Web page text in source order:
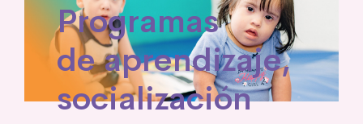
Programas
de aprendizaje,
socialización